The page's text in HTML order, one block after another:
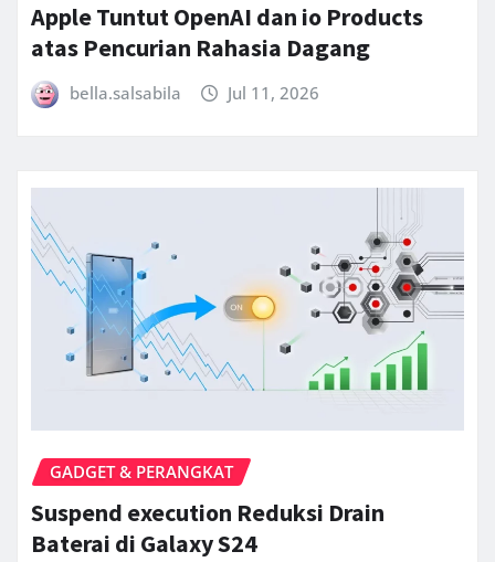
Apple Tuntut OpenAI dan io Products
atas Pencurian Rahasia Dagang
bella.salsabila Jul 11, 2026
GADGET & PERANGKAT
Suspend execution Reduksi Drain
Baterai di Galaxy S24